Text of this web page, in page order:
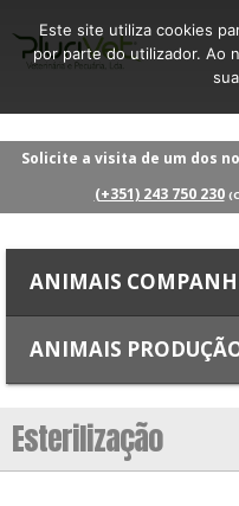
Solicite a visita de um dos
(+351) 243 750 230
ANIMAIS
ANIMAIS
Esterilização
Este site utiliza cookies
por parte do utilizador. Ao